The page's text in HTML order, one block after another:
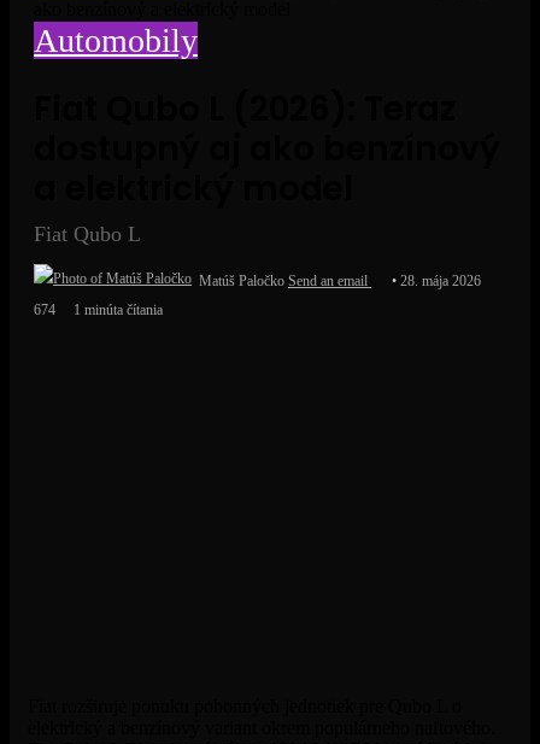
Automobily
Fiat Qubo L
Matúš Paločko Send an email
28. mája 2026
674
1 minúta čítania